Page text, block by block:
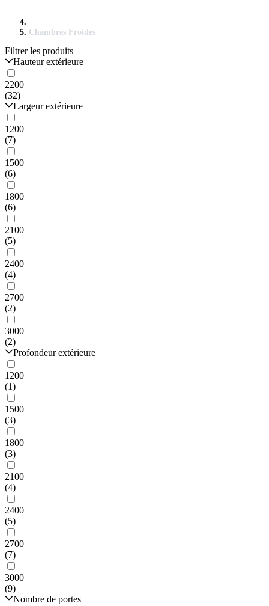
Chambres Froides
Filtrer les produits
Hauteur extérieure
2200
(32)
Largeur extérieure
1200
(7)
1500
(6)
1800
(6)
2100
(5)
2400
(4)
2700
(2)
3000
(2)
Profondeur extérieure
1200
(1)
1500
(3)
1800
(3)
2100
(4)
2400
(5)
2700
(7)
3000
(9)
Nombre de portes